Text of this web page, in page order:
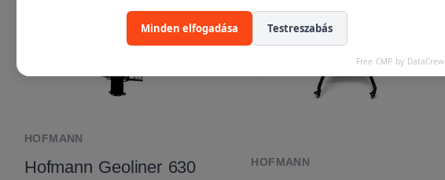
HOFMANN
Hofmann Geoliner 630 HOFMANN
Minden elfogadása Testreszabás
Free CMP by DataCrew